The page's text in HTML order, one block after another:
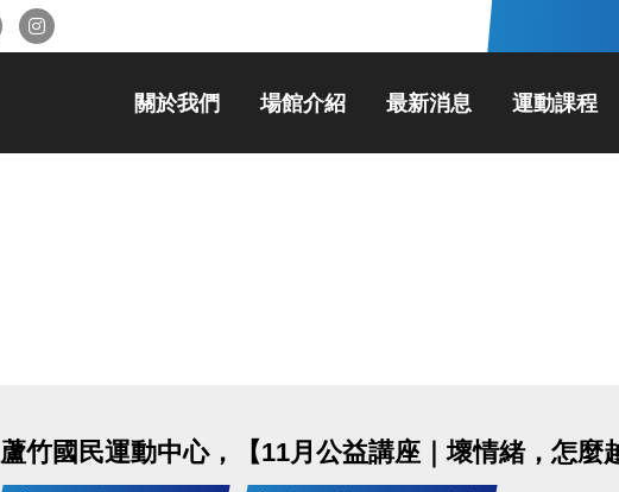
關於我們 場館介紹 最新消息 運動課程
蘆竹國民運動中心，【11月公益講座｜壞情緒，怎麼